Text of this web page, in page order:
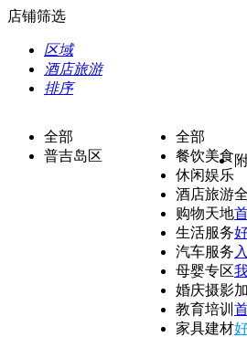
店铺筛选
区域
酒店旅游
排序
全部
普吉岛区
全部
餐饮美食
休闲娱乐
酒店旅游
购物天地
生活服务
汽车服务
母婴专区
婚庆摄影
教育培训
家具建材